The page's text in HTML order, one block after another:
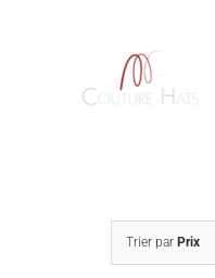
Trier par Prix